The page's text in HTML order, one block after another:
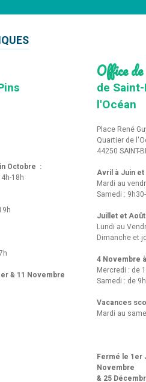
Octobre :
18h
& 11 Novembre
Office
de
l'Océan
Place René
Quartier de
44250 SAINT-
Avril à Juin
Mardi au
Samedi :
Juillet et
Lundi au
Dimanche et
4 Novembre
Mercredi : de
Samedi : de
Vacances
Mardi au
Fermé le 1er
Novembre
& 25